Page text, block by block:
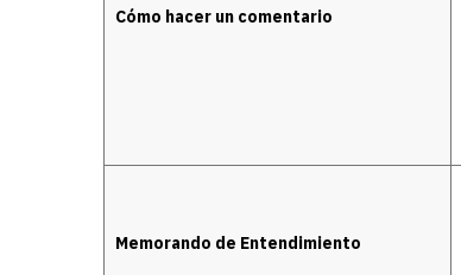
Cómo hacer un comentario
Memorando de Entendimiento